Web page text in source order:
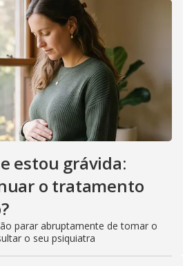
estou grávida:
o tratamento
parar abruptamente de tomar o
o seu psiquiatra